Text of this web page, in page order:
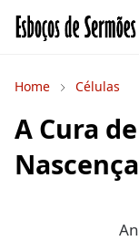
Home Células
A Cura
Nascença